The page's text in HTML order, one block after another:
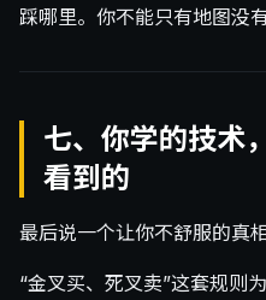
踩哪里。你不能只有地图没
七、你学的技术
看到的
最后说一个让你不舒服的真相
“金叉买、死叉卖”这套规则